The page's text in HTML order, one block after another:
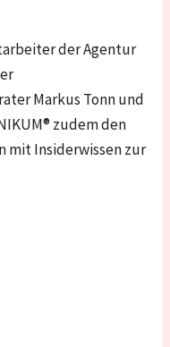
der Agentur
Markus Tonn und
zudem den
mit Insiderwissen zur